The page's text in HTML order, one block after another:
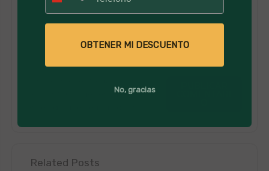
comentarios deben aprobarse
Related Posts
OBTENER MI DESCUENTO
No, gracias